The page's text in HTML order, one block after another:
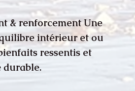
& renforcement Une
intérieur et ou
ressentis et
durable.